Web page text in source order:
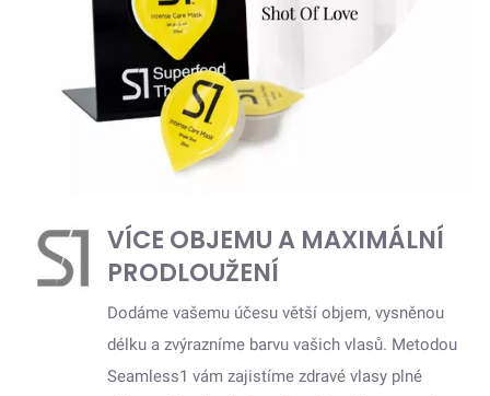
VÍCE OBJEMU A MAXIMÁLNÍ
PRODLOUŽENÍ
Dodáme vašemu účesu větší objem, vysněnou
délku a zvýrazníme barvu vašich vlasů. Metodou
Seamless1 vám zajistíme zdravé vlasy plné